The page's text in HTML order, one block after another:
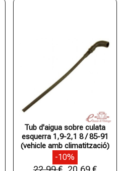
Tub d'aigua sobre culata
esquerra 1,9-2,1 8 / 85-91
(vehicle amb climatització)
-10%